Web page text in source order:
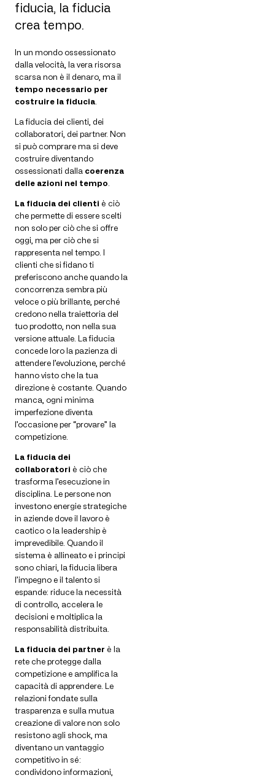
fiducia, la fiducia
crea tempo.
In un mondo ossessionato
dalla velocità, la vera risorsa
scarsa non è il denaro, ma il
tempo necessario per
costruire la fiducia
La fiducia dei clienti, dei
collaboratori, dei partner. Non
si può comprare ma si deve
costruire diventando
ossessionati dalla coerenza
delle azioni nel tempo
La fiducia dei clienti è ciò
che permette di essere scelti
non solo per ciò che si offre
oggi, ma per ciò che si
rappresenta nel tempo. I
clienti che si fidano ti
preferiscono anche quando la
concorrenza sembra più
veloce o più brillante, perché
credono nella traiettoria del
tuo prodotto, non nella sua
versione attuale. La fiducia
concede loro la pazienza di
attendere l’evoluzione, perché
hanno visto che la tua
direzione è costante. Quando
manca, ogni minima
imperfezione diventa
l’occasione per “provare” la
competizione.
La fiducia dei
collaboratori è ciò che
trasforma l’esecuzione in
disciplina. Le persone non
investono energie strategiche
in aziende dove il lavoro è
caotico o la leadership è
imprevedibile. Quando il
sistema è allineato e i principi
sono chiari, la fiducia libera
l’impegno e il talento si
espande: riduce la necessità
di controllo, accelera le
decisioni e moltiplica la
responsabilità distribuita.
La fiducia dei partner è la
rete che protegge dalla
competizione e amplifica la
capacità di apprendere. Le
relazioni fondate sulla
trasparenza e sulla mutua
creazione di valore non solo
resistono agli shock, ma
diventano un vantaggio
competitivo in sé:
condividono informazioni,